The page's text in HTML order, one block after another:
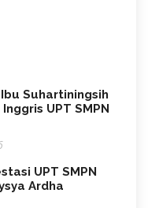
Suhartiningsih
UPT SMPN
UPT SMPN
Ardha